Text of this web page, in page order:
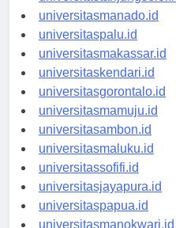
universitastanjungselor.id
universitasmanado.id
universitaspalu.id
universitasmakassar.id
universitaskendari.id
universitasgorontalo.id
universitasmamuju.id
universitasambon.id
universitasmaluku.id
universitassofifi.id
universitasjayapura.id
universitaspapua.id